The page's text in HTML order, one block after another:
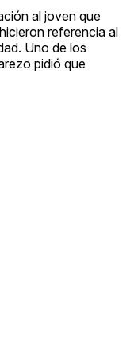
al joven que
referencia al
Uno de los
pidió que